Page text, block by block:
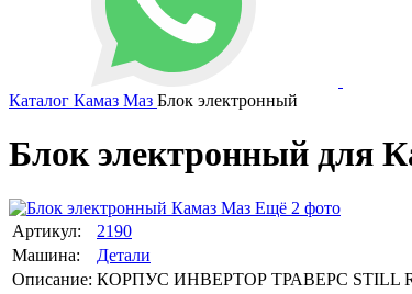
Каталог Камаз Маз Блок электронный
Блок электронный для
Ещё 2 фото
Артикул:
2190
Машина:
Детали
Описание: КОРПУС ИНВЕРТОР ТРАВЕРС STILL